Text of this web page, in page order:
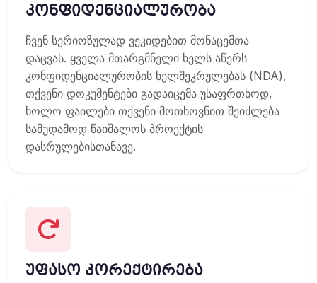
კონფიდენციალურობა
ჩვენ სერიოზულად ვეკიდებით მონაცემთა
დაცვას. ყველა მთარგმნელი ხელს აწერს
კონფიდენციალურობის ხელშეკრულებას (NDA),
თქვენი დოკუმენტები გადაიცემა უსაფრთხოდ,
ხოლო ფაილები თქვენი მოთხოვნით შეიძლება
სამუდამოდ წაიშალოს პროექტის
დასრულებისთანავე.
უფასო კორექტირება